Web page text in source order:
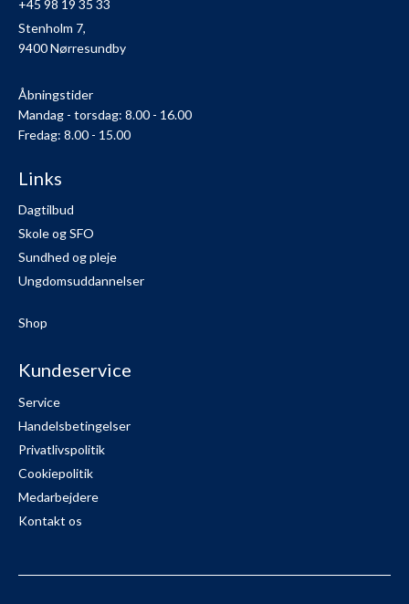
+45 98 19 35 33
Stenholm 7,
9400 Nørresundby
Åbningstider
Mandag - torsdag: 8.00 - 16.00
Fredag: 8.00 - 15.00
Links
Dagtilbud
Skole og SFO
Sundhed og pleje
Ungdomsuddannelser
Shop
Kundeservice
Service
Handelsbetingelser
Privatlivspolitik
Cookiepolitik
Medarbejdere
Kontakt os